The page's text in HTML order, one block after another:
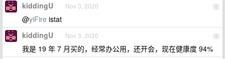
8
kiddingU Nov 3, 2020
@yiFire istat
9
kiddingU Nov 3, 2020
我是 19 年 7 月买的，经常办公用，还开会，现在健康度 94%